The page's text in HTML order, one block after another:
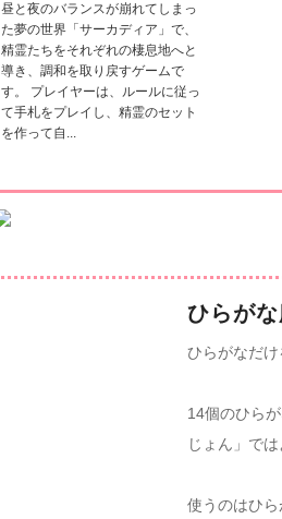
昼と夜のバランスが崩れてしまっ
た夢の世界「サーカディア」で、
精霊たちをそれぞれの棲息地へと
導き、調和を取り戻すゲームで
す。 プレイヤーは、ルールに従っ
て手札をプレイし、精霊のセット
を作って自...
ひらが
ひらがなだけ
14個のひら
じょん」で
使うのはひ